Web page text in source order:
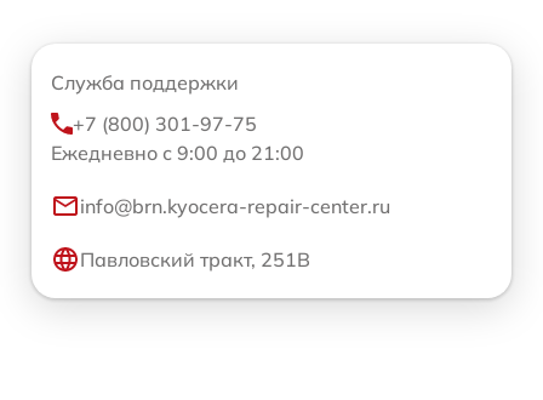
Служба поддержки
+7 (800) 301-97-75
Ежедневно с 9:00 до 21:00
info@brn.kyocera-repair-center.ru
Павловский тракт, 251В